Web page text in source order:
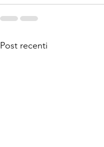
Post recenti